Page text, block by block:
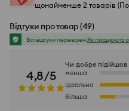
щонайменше 2 товарів
Відгуки про товар(49)
Всі відгуки перевіреніЯк працюють
4,8/5
Чи добре підійшов
менша
ідеальна
більша